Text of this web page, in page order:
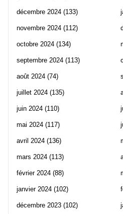
décembre 2024 (133)
novembre 2024 (112)
octobre 2024 (134)
septembre 2024 (113)
août 2024 (74)
juillet 2024 (135)
juin 2024 (110)
mai 2024 (117)
avril 2024 (136)
mars 2024 (113)
février 2024 (88)
janvier 2024 (102)
décembre 2023 (102)